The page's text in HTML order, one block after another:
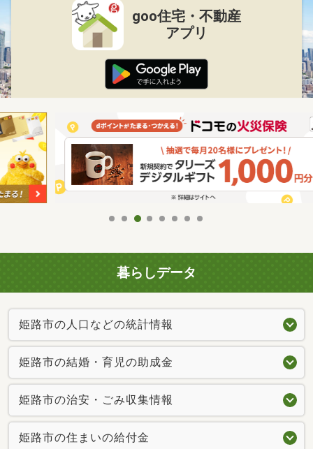
goo住宅・不動産
アプリ
暮らしデータ
姫路市の人口などの統計情報
姫路市の結婚・育児の助成金
姫路市の治安・ごみ収集情報
姫路市の住まいの給付金